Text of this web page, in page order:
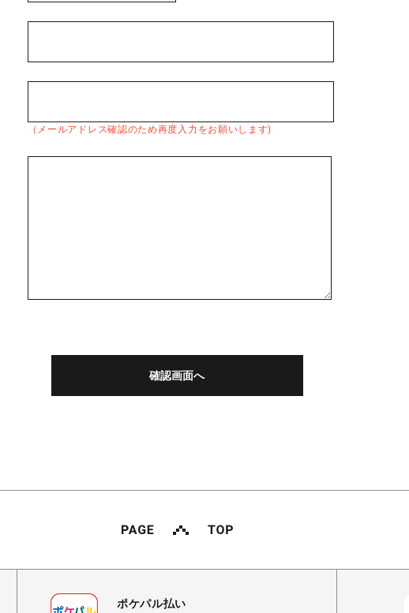
（メールアドレス確認のため再度入力をお願いします)
ポケパル払い